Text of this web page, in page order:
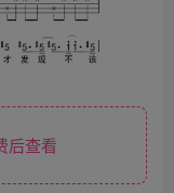
后查看